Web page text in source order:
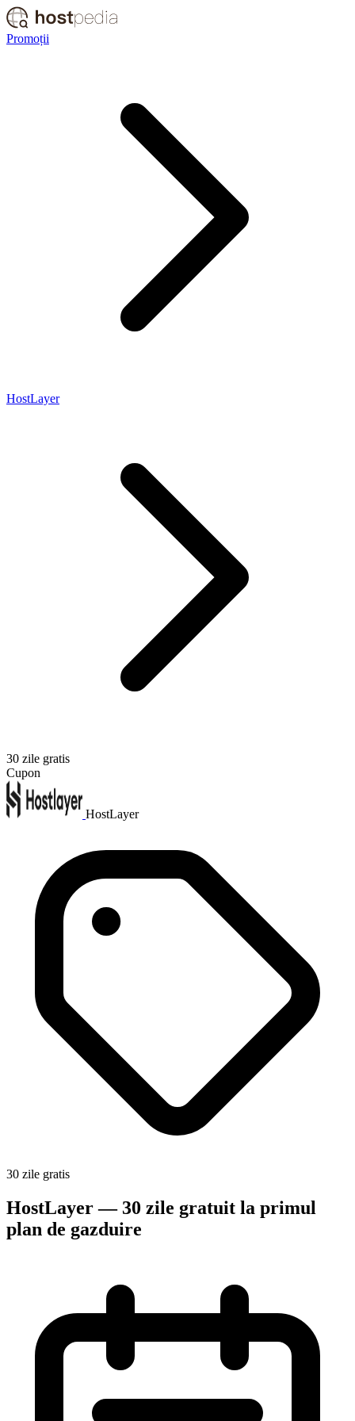
Promoții
HostLayer
30 zile gratis
Cupon
HostLayer
30 zile gratis
HostLayer — 30 zile gratuit la primul
plan de gazduire